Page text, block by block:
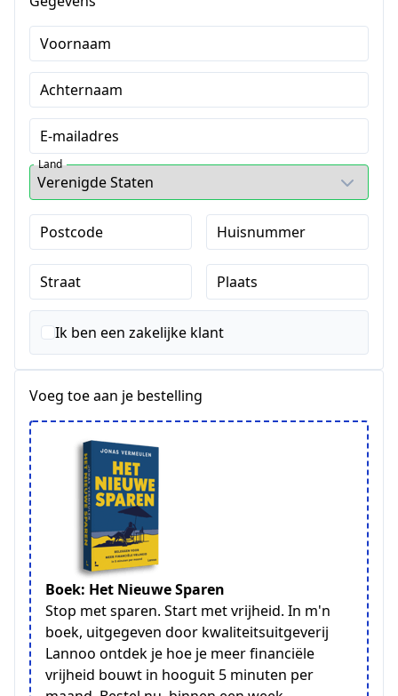
Voornaam
Achternaam
E-mailadres
Land
Postcode Huisnummer
Straat Plaats
Ik ben een zakelijke klant
Voeg toe aan je bestelling
Boek: Het Nieuwe Sparen
Stop met sparen. Start met vrijheid. In m'n
boek, uitgegeven door kwaliteitsuitgeverij
Lannoo ontdek je hoe je meer financiële
vrijheid bouwt in hooguit 5 minuten per